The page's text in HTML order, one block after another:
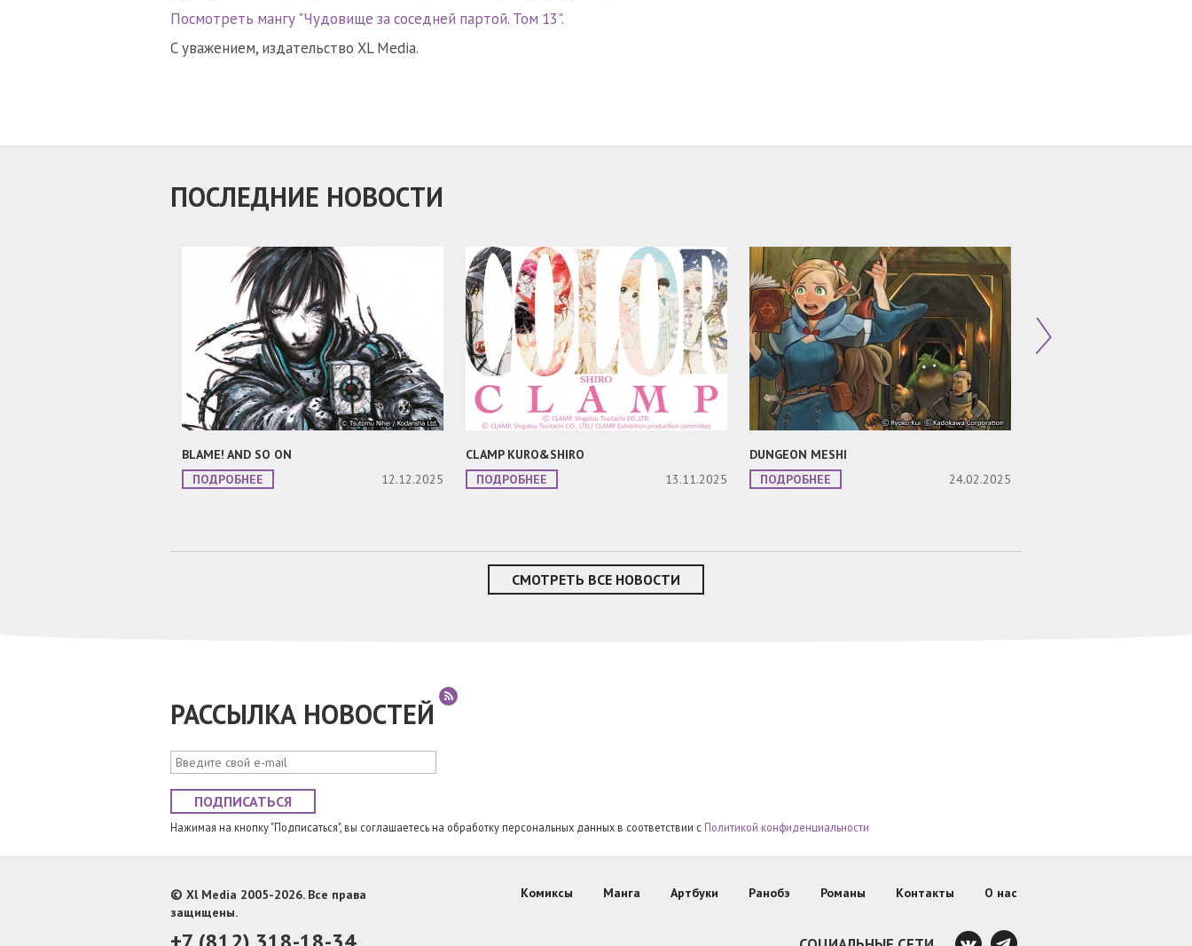
Посмотреть мангу "Чудовище за соседней партой. Том 13".
С уважением, издательство XL Media.
ПОСЛЕДНИЕ НОВОСТИ
BLAME! AND SO ON
ПОДРОБНЕЕ
12.12.2025
CLAMP KURO&SHIRO
ПОДРОБНЕЕ
13.11.2025
DUNGEON MESHI
ПОДРОБНЕЕ
24.02.2025
СМОТРЕТЬ ВСЕ НОВОСТИ
РАССЫЛКА НОВОСТЕЙ
ПОДПИСАТЬСЯ
Нажимая на кнопку "Подписаться", вы соглашаетесь на обработку персональных данных в соответствии с Политикой конфиденциальности
© Xl Media 2005-2026. Все права
защищены.
Комиксы Манга Артбуки Ранобэ Романы Контакты О нас